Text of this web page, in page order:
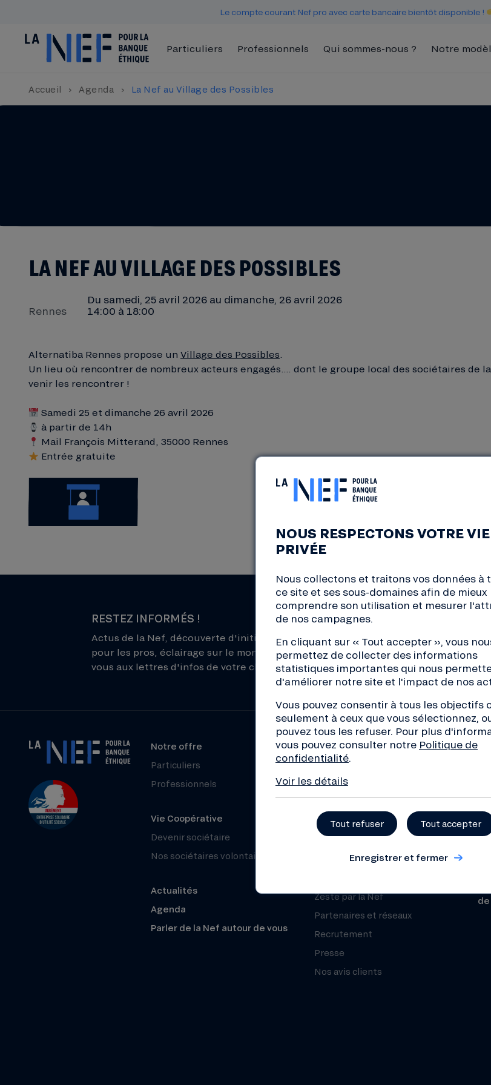
Le compte courant Nef pro avec carte bancaire bientôt disponible !
Particuliers Professionnels Qui sommes-nous ? Notre
Accueil › Agenda › La Nef au Village des Possibles
LA NEF AU VILLAGE DES POSSIBLES
Rennes
Du samedi, 25 avril 2026 au dimanche, 26 avril 2026
14:00 à 18:00
Alternatiba Rennes propose un Village des Possibles
Un lieu où rencontrer de nombreux acteurs engagés…. dont le groupe local des sociétaires de
venir les rencontrer !
Samedi 25 et dimanche 26 avril 2026
à partir de 14h
Mail François Mitterand, 35000 Rennes
Entrée gratuite
RESTEZ INFORMÉS !
Actus de la Nef, découverte d'initiatives de la transition, conseils
pour les pros, éclairage sur le monde de la finance... Inscrivez-
vous aux lettres d'infos de votre choix !
Notre offre
Particuliers
Professionnels
Vie Coopérative
Devenir sociétaire
Nos sociétaires volontaires
Actualités
Agenda
Parler de la Nef autour de vous
À propos
Qui sommes-nous ?
Projets financés
Histoire
Notre mesure d’impact
Zeste par la Nef
Partenaires et réseaux
Recrutement
Presse
Nos avis clients
NOUS RESPECTONS VOTRE VIE
PRIVÉE
Nous collectons et traitons vos données à
ce site et ses sous-domaines afin de mieux
comprendre son utilisation et mesurer
de nos campagnes.
En cliquant sur « Tout accepter », vous
permettez de collecter des informations
statistiques importantes qui nous
d'améliorer notre site et l'impact de nos
Vous pouvez consentir à tous les objectifs
seulement à ceux que vous sélectionnez,
pouvez tous les refuser. Pour plus
vous pouvez consulter notre Politique de
confidentialité
Voir les détails
Tout refuser Tout accepter
Enregistrer et fermer